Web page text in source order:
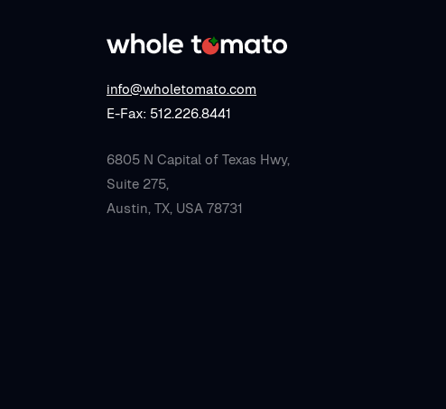
info@wholetomato.com
E-Fax: 512.226.8441
6805 N Capital of Texas Hwy,
Suite 275,
Austin, TX, USA 78731